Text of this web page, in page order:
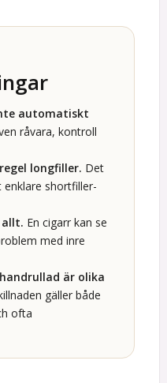
automatiskt
råvara, kontroll
longfiller. Det
enklare shortfiller-
allt. En cigarr kan se
med inre
är olika
gäller både
ofta